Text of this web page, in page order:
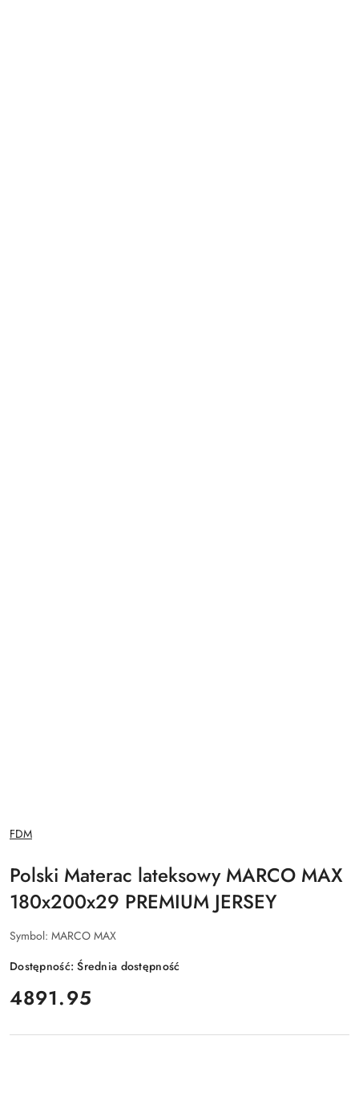
NAZWA
PRODUCENTA:
FDM
Polski Materac lateksowy MARCO MAX
180x200x29 PREMIUM JERSEY
Symbol: MARCO MAX
Dostępność:Średnia dostępność
cena:
4891.95